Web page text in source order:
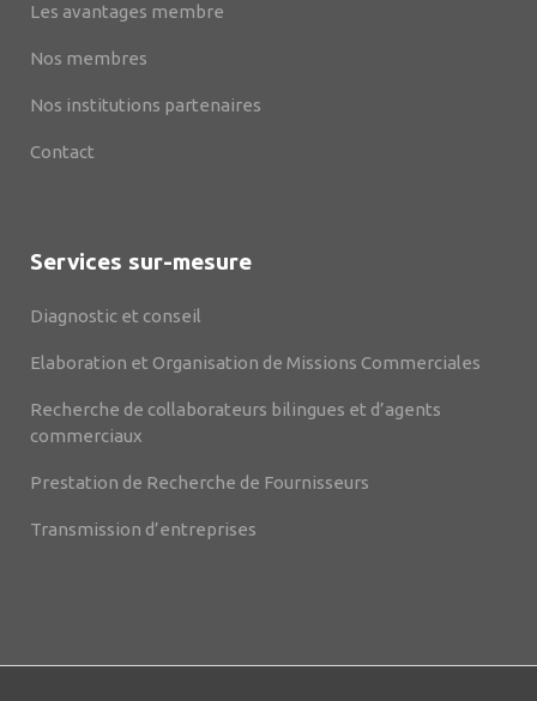
Les avantages membre
Nos membres
Nos institutions partenaires
Contact
Services sur-mesure
Diagnostic et conseil
Elaboration et Organisation de Missions Commerciales
Recherche de collaborateurs bilingues et d’agents
commerciaux
Prestation de Recherche de Fournisseurs
Transmission d’entreprises